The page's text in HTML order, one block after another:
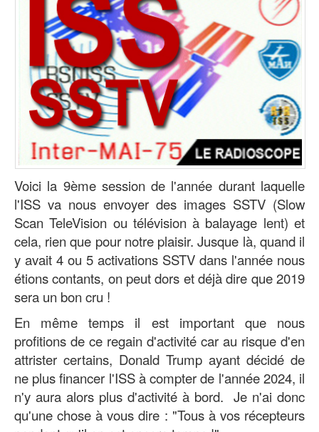
Voici la 9ème session de l'année durant laquelle
l'ISS va nous envoyer des images SSTV (Slow
Scan TeleVision ou télévision à balayage lent) et
cela, rien que pour notre plaisir. Jusque là, quand il
y avait 4 ou 5 activations SSTV dans l'année nous
étions contants, on peut dors et déjà dire que 2019
sera un bon cru !
En même temps il est important que nous
profitions de ce regain d'activité car au risque d'en
attrister certains, Donald Trump ayant décidé de
ne plus financer l'ISS à compter de l'année 2024, il
n'y aura alors plus d'activité à bord. Je n'ai donc
qu'une chose à vous dire : "Tous à vos récepteurs